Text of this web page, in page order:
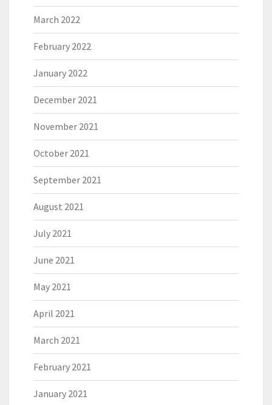
March 2022
February 2022
January 2022
December 2021
November 2021
October 2021
September 2021
August 2021
July 2021
June 2021
May 2021
April 2021
March 2021
February 2021
January 2021